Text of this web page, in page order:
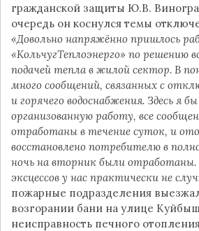
гражданской защиты Ю.В.
очередь он коснулся темы
«Довольно напряжённо пришлось
«КольчугТеплоэнерго» по решению
подачей тепла в жилой сектор. В
много сообщений, связанных с
и горячего водоснабжения. Здесь я
организованную работу, все
отработаны в течение суток, и
восстановлено потребителю в
ночь на вторник были
эксцессов у нас практически не
пожарные подразделения
возгорании бани на улице
неисправность печного